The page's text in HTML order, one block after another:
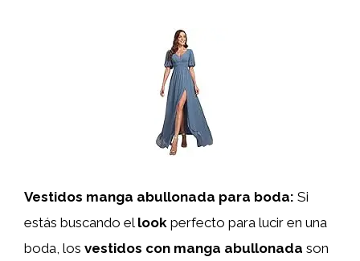
Vestidos manga abullonada para boda: Si
estás buscando el look perfecto para lucir en una
boda, los vestidos con manga abullonada son